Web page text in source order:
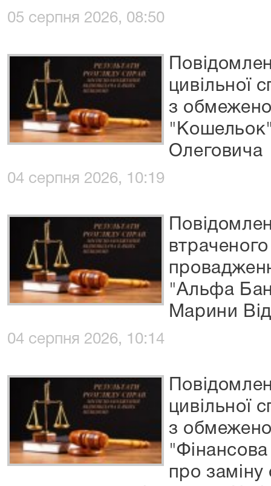
05 серпня 2026, 08:50
цивільної
з
"Кошельок"
Олеговича
04 серпня 2026, 10:19
"Альфа
Марини
04 серпня 2026, 10:14
цивільної
з
про заміну